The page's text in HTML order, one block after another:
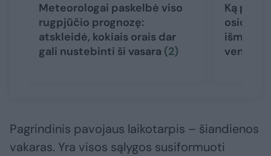
Meteorologai paskelbė viso
rugpjūčio prognozę:
atskleidė, kokiais orais dar
gali nustebinti ši vasara (2)
Ką
osios
išmintis
vengti
Pagrindinis pavojaus laikotarpis – šiandienos
vakaras. Yra visos sąlygos susiformuoti